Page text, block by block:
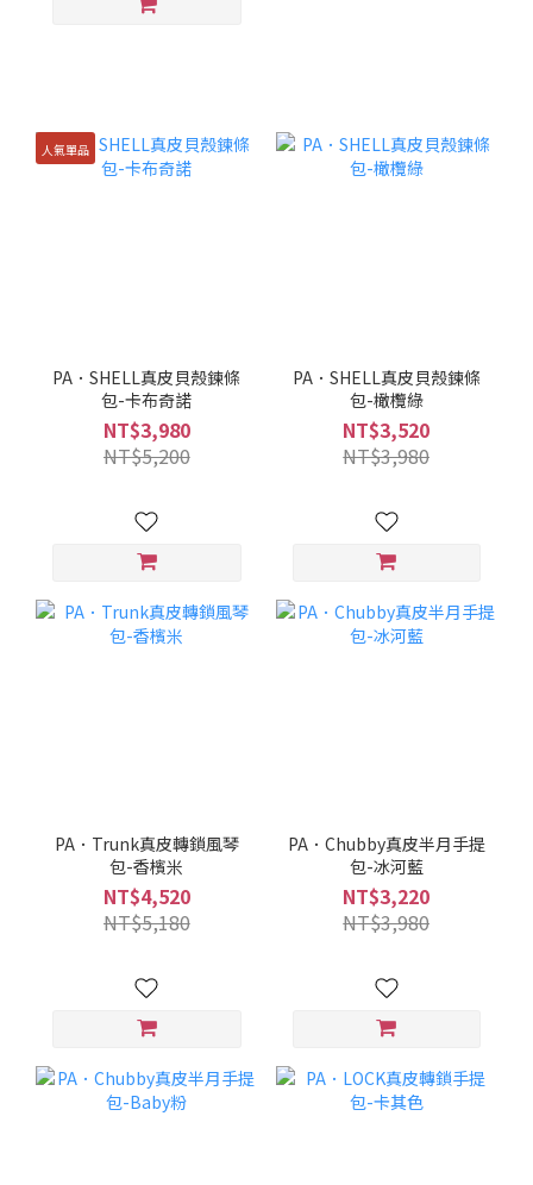
人氣單品
PA．SHELL真皮貝殼鍊條
包-卡布奇諾
NT$3,980
NT$5,200
PA．SHELL真皮貝殼鍊條
包-橄欖綠
NT$3,520
NT$3,980
PA．Trunk真皮轉鎖風琴
包-香檳米
NT$4,520
NT$5,180
PA．Chubby真皮半月手提
包-冰河藍
NT$3,220
NT$3,980